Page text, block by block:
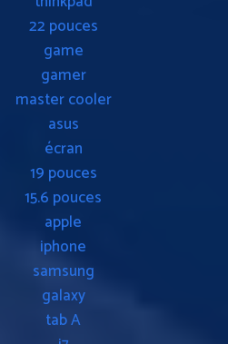
22 pouces
game
gamer
master cooler
asus
écran
19 pouces
15.6 pouces
apple
iphone
samsung
galaxy
tab A